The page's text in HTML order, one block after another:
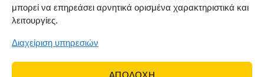
μπορεί να επηρεάσει αρνητικά ορισμένα χαρακτηριστικά και
λειτουργίες.
Διαχείριση υπηρεσιών
ΑΠΟΔΟΧΗ